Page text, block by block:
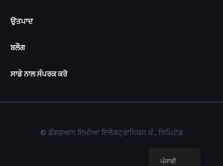
ਉਤਪਾਦ
ਬਲੌਗ
ਸਾਡੇ ਨਾਲ ਸੰਪਰਕ ਕਰੋ
© ਡੋਂਗਗੁਆਨ ਇਮੀਆ ਇਲੈਕਟ੍ਰਾਨਿਕਸ ਕੰ., ਲਿਮਿਟੇਡ
ਪੰਜਾਬੀ